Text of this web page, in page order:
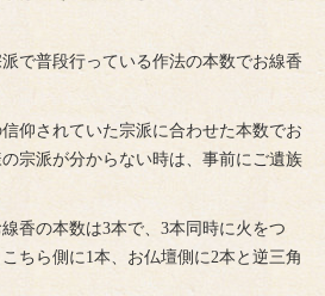
で普段行っている作法の本数でお線香
仰されていた宗派に合わせた本数でお
宗派が分からない時は、事前にご遺族
香の本数は3本で、3本同時に火をつ
ちら側に1本、お仏壇側に2本と逆三角